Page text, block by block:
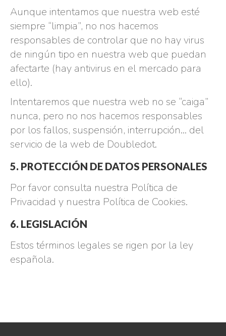
Aunque intentamos que nuestra web esté
siempre “limpia”, no nos hacemos
responsables de controlar que no hay virus
de ningún tipo en nuestra web que puedan
afectarte (hay antivirus en el mercado para
ello).
Intentaremos que nuestra web no se “caiga”
nunca, pero no nos hacemos responsables
por los fallos, suspensión, interrupción… del
servicio de la web de Doubledot.
5. PROTECCIÓN DE DATOS PERSONALES
Por favor consulta nuestra Política de
Privacidad y nuestra Política de Cookies.
6. LEGISLACIÓN
Estos términos legales se rigen por la ley
española.